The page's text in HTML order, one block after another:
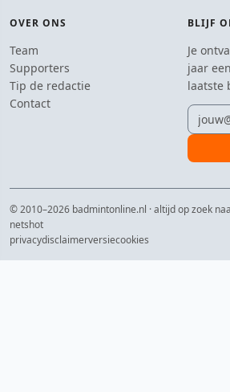
OVER ONS
Team
Supporters
Tip de redactie
Contact
BLIJF
Je
jaar
laatste
E-
© 2010–2026 badmintonline.nl · altijd op zoek
netshot
privacydisclaimerversiecookies